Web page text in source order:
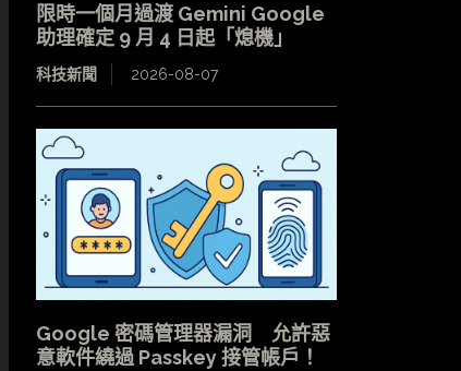
限時一個月過渡 Gemini Google
助理確定 9 月 4 日起「熄機」
科技新聞 2026-08-07
Google 密碼管理器漏洞 允許惡
意軟件繞過 Passkey 接管帳戶！